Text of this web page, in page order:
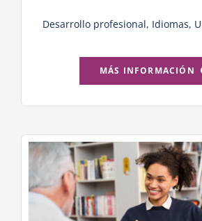
Desarrollo profesional, Idiomas,
MÁS INFORMACIÓN